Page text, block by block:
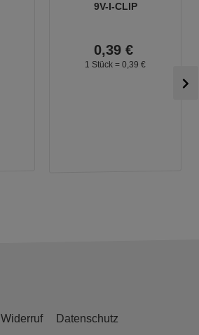
9V-I-CLIP
0,39 €
1 Stück = 0, 39 €
Widerruf Datenschutz